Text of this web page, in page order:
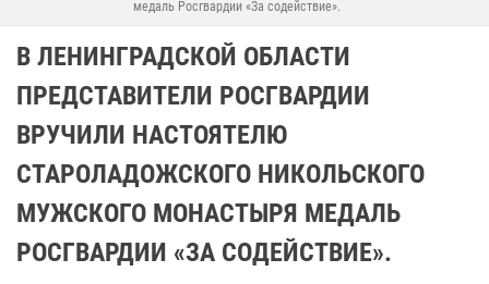
медаль Росгвардии «За содействие».
В ЛЕНИНГРАДСКОЙ ОБЛАСТИ
ПРЕДСТАВИТЕЛИ РОСГВАРДИИ
ВРУЧИЛИ НАСТОЯТЕЛЮ
СТАРОЛАДОЖСКОГО НИКОЛЬСКОГО
МУЖСКОГО МОНАСТЫРЯ МЕДАЛЬ
РОСГВАРДИИ «ЗА СОДЕЙСТВИЕ».